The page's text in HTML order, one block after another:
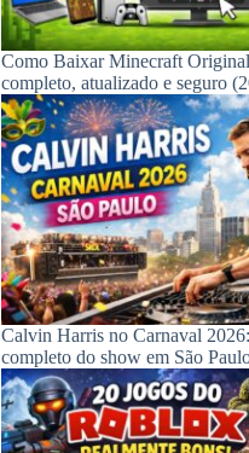
Como Baixar Minecraft
completo, atualizado e seguro
Calvin Harris no Carnaval
completo do show em São